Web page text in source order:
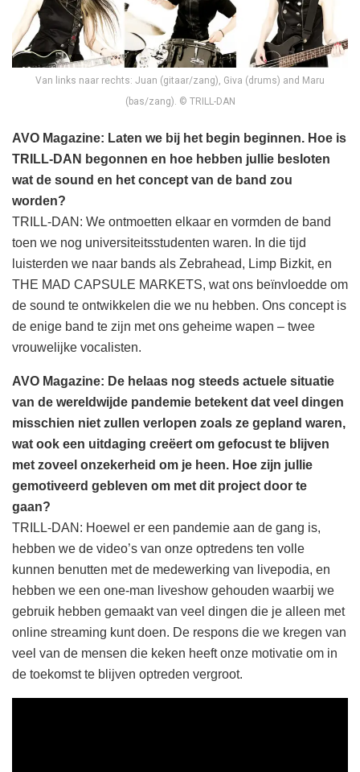
Van links naar rechts: Juan (gitaar/zang), Giva (drums) and Maru
(bas/zang). © TRILL-DAN
AVO Magazine: Laten we bij het begin beginnen. Hoe is
TRILL-DAN begonnen en hoe hebben jullie besloten
wat de sound en het concept van de band zou
worden?
TRILL-DAN: We ontmoetten elkaar en vormden de band
toen we nog universiteitsstudenten waren. In die tijd
luisterden we naar bands als Zebrahead, Limp Bizkit, en
THE MAD CAPSULE MARKETS, wat ons beïnvloedde om
de sound te ontwikkelen die we nu hebben. Ons concept is
de enige band te zijn met ons geheime wapen – twee
vrouwelijke vocalisten.
AVO Magazine: De helaas nog steeds actuele situatie
van de wereldwijde pandemie betekent dat veel dingen
misschien niet zullen verlopen zoals ze gepland waren,
wat ook een uitdaging creëert om gefocust te blijven
met zoveel onzekerheid om je heen. Hoe zijn jullie
gemotiveerd gebleven om met dit project door te
gaan?
TRILL-DAN: Hoewel er een pandemie aan de gang is,
hebben we de video’s van onze optredens ten volle
kunnen benutten met de medewerking van livepodia, en
hebben we een one-man liveshow gehouden waarbij we
gebruik hebben gemaakt van veel dingen die je alleen met
online streaming kunt doen. De respons die we kregen van
veel van de mensen die keken heeft onze motivatie om in
de toekomst te blijven optreden vergroot.